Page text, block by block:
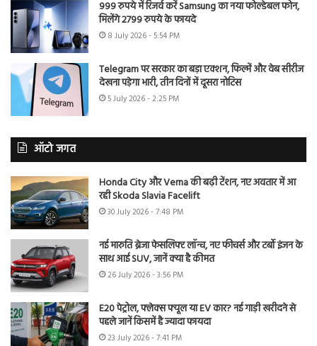
999 रुपये में रिजर्व करें Samsung का नया फोल्डेबल फोन,
मिलेंगे 2799 रुपये के फायदे
8 July 2026 - 5:54 PM
Telegram पर सरकार का बड़ा एक्शन, फिल्में और वेब सीरीज
देखना पड़ेगा भारी, तीन दिनों में दूसरा नोटिस
5 July 2026 - 2:25 PM
ऑटो जगत
Honda City और Verna की बढ़ी टेंशन, नए अवतार में आ
रही Skoda Slavia Facelift
30 July 2026 - 7:48 PM
नई मारुति ब्रेजा फेसलिफ्ट लॉन्च, नए फीचर्स और टर्बो इंजन के
साथ आई SUV, जानें क्या है कीमत
26 July 2026 - 3:56 PM
E20 पेट्रोल, फ्लेक्स फ्यूल या EV कार? नई गाड़ी खरीदने से
पहले जानें किसमें है ज्यादा फायदा
23 July 2026 - 7:41 PM